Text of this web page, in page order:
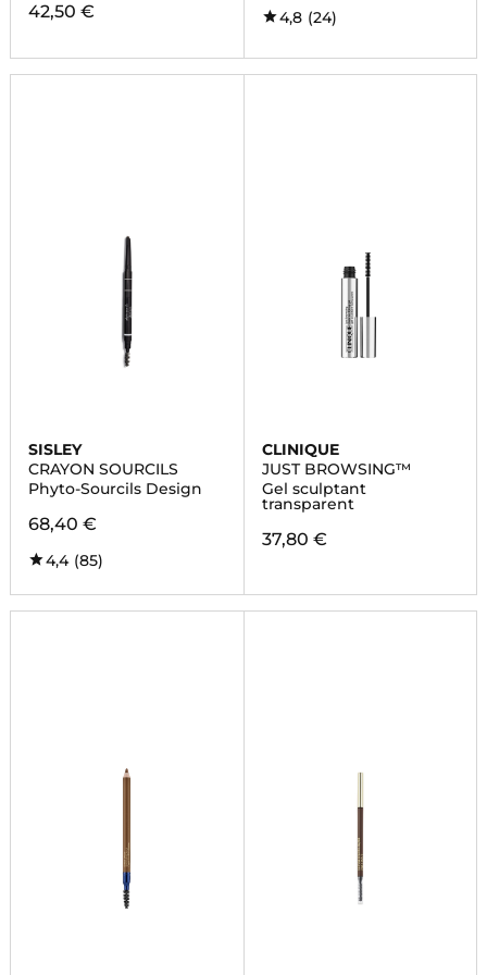
42,50 € 4,8 (24)
SISLEY
CRAYON SOURCILS
Phyto-Sourcils Design
68,40 €
4,4 (85)
CLINIQUE
JUST BROWSING™
Gel sculptant
transparent
37,80 €